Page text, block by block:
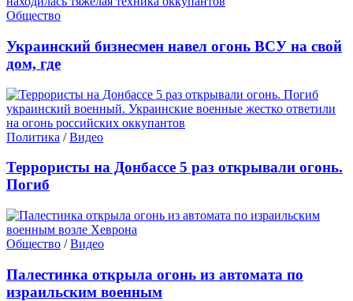
Общество
Украинский бизнесмен навел огонь ВСУ на свой
дом, где
Политика /Видео
Террористы на Донбассе 5 раз открывали огонь.
Погиб
Общество /Видео
Палестинка открыла огонь из автомата по
израильским военным